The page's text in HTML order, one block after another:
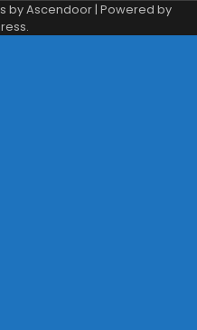
byAscendoor| Powered by
.